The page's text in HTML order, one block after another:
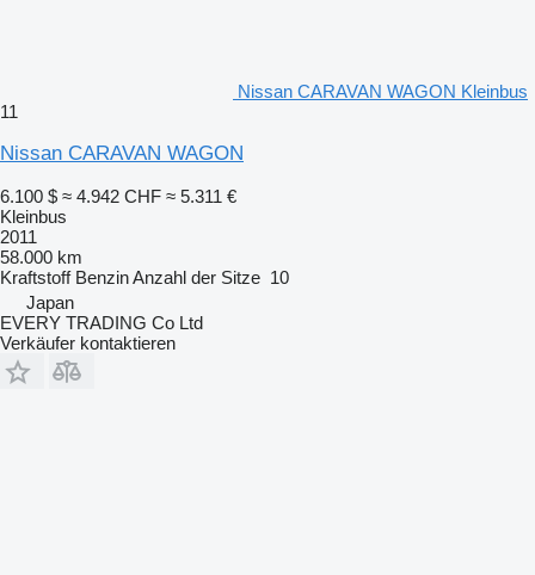
Nissan CARAVAN WAGON Kleinbus
11
Nissan CARAVAN WAGON
6.100 $ ≈ 4.942 CHF ≈ 5.311 €
Kleinbus
2011
58.000 km
Kraftstoff BenzinAnzahl der Sitze 10
Japan
EVERY TRADING Co Ltd
Verkäufer kontaktieren